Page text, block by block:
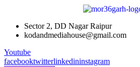
Sector 2, DD Nagar Raipur
kodandmediahouse@gmail.com
Youtube
facebooktwitterlinkedininstagram